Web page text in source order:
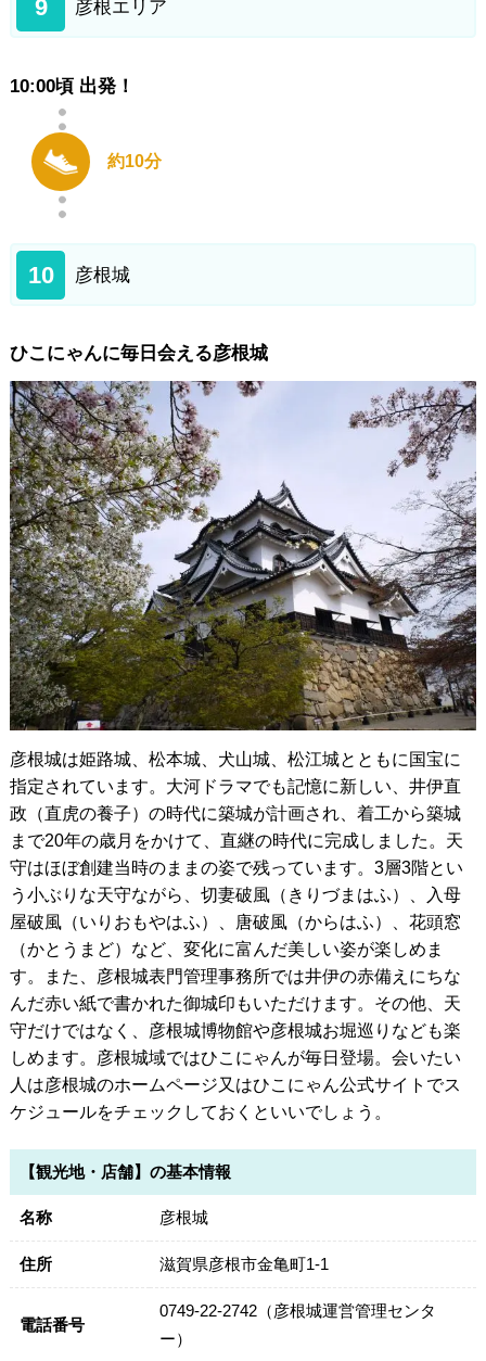
9 彦根エリア
10:00頃 出発！
約10分
10 彦根城
ひこにゃんに毎日会える彦根城
彦根城は姫路城、松本城、犬山城、松江城とともに国宝に
指定されています。大河ドラマでも記憶に新しい、井伊直
政（直虎の養子）の時代に築城が計画され、着工から築城
まで20年の歳月をかけて、直継の時代に完成しました。天
守はほぼ創建当時のままの姿で残っています。3層3階とい
う小ぶりな天守ながら、切妻破風（きりづまはふ）、入母
屋破風（いりおもやはふ）、唐破風（からはふ）、花頭窓
（かとうまど）など、変化に富んだ美しい姿が楽しめま
す。また、彦根城表門管理事務所では井伊の赤備えにちな
んだ赤い紙で書かれた御城印もいただけます。その他、天
守だけではなく、彦根城博物館や彦根城お堀巡りなども楽
しめます。彦根城域ではひこにゃんが毎日登場。会いたい
人は彦根城のホームページ又はひこにゃん公式サイトでス
ケジュールをチェックしておくといいでしょう。
【観光地・店舗】の基本情報
名称 彦根城
住所 滋賀県彦根市金亀町1-1
電話番号
0749-22-2742（彦根城運営管理センタ
ー）